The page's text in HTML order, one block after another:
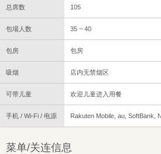
总席数 105
包場人数 35 ~ 40
包房 包房
吸烟 店内无禁烟区
可带儿童 欢迎儿童进入用餐
手机 / Wi-Fi / 电源 Rakuten Mobile, au, SoftBank,
菜单/关连信息